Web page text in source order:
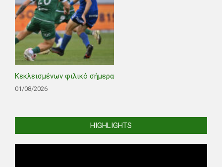
Κεκλεισμένων φιλικό σήμερα
01/08/2026
HIGHLIGHTS